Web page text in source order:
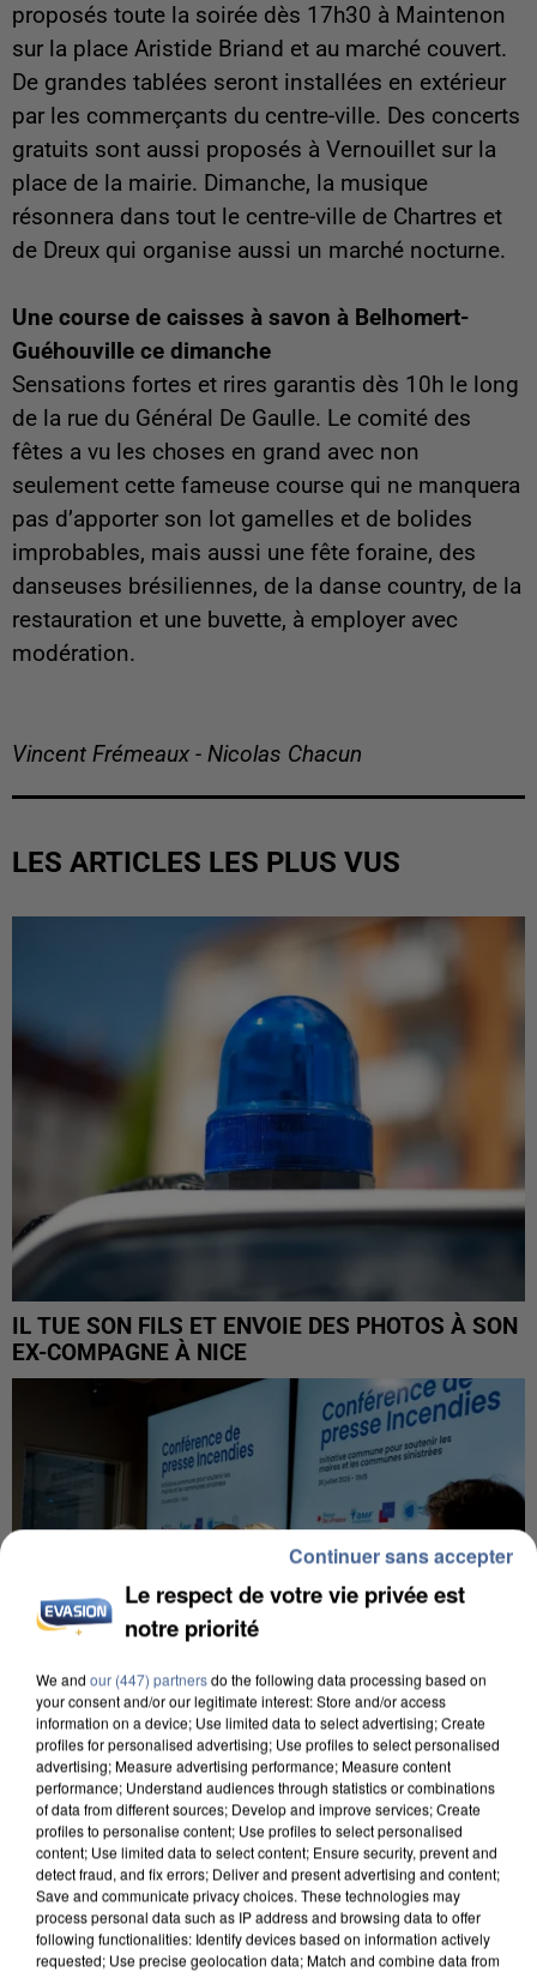
proposés toute la soirée dès 17h30 à Maintenon
sur la place Aristide Briand et au marché couvert.
De grandes tablées seront installées en extérieur
par les commerçants du centre-ville. Des concerts
gratuits sont aussi proposés à Vernouillet sur la
place de la mairie. Dimanche, la musique
résonnera dans tout le centre-ville de Chartres et
de Dreux qui organise aussi un marché nocturne.
Une course de caisses à savon à Belhomert-
Guéhouville ce dimanche
Sensations fortes et rires garantis dès 10h le long
de la rue du Général De Gaulle. Le comité des
fêtes a vu les choses en grand avec non
seulement cette fameuse course qui ne manquera
pas d’apporter son lot gamelles et de bolides
improbables, mais aussi une fête foraine, des
danseuses brésiliennes, de la danse country, de la
restauration et une buvette, à employer avec
modération.
Vincent Frémeaux - Nicolas Chacun
LES ARTICLES LES PLUS VUS
IL TUE SON FILS ET ENVOIE DES PHOTOS À SON
EX-COMPAGNE À NICE
INCENDIES : L’ÎLE-DE-FRANCE LANCE UN ÉLAN
DE SOLIDARITÉ AVEC LES...
Le respect de votre vie privée est
notre priorité
We and our (447) partnersdo the following data processing based on
your consent and/or our legitimate interest: Store and/or access
information on a device; Use limited data to select advertising; Create
profiles for personalised advertising; Use profiles to select personalised
advertising; Measure advertising performance; Measure content
performance; Understand audiences through statistics or combinations
of data from different sources; Develop and improve services; Create
profiles to personalise content; Use profiles to select personalised
content; Use limited data to select content; Ensure security, prevent and
detect fraud, and fix errors; Deliver and present advertising and content;
Save and communicate privacy choices. These technologies may
process personal data such as IP address and browsing data to offer
following functionalities: Identify devices based on information actively
requested; Use precise geolocation data; Match and combine data from
Continuer sans accepter